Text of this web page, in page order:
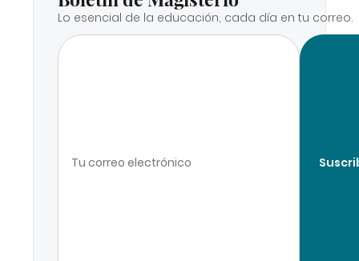
Lo esencial de la educación, cada día en tu correo.